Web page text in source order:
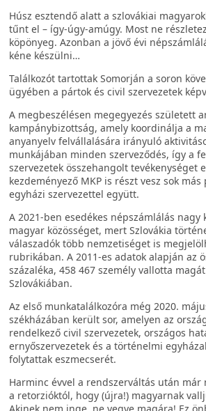
Húsz esztendő alatt a szlovákiai
tűnt el – így-úgy-amúgy. Most ne
köpönyeg. Azonban a jövő évi
kéne készülni…
Találkozót tartottak Somorján a soron
ügyében a pártok és civil szervezetek
A megbeszélésen megegyezés született
kampánybizottság, amely koordinálja a
anyanyelv felvállalására irányuló
munkájában minden szerveződés, így a
szervezetek összehangolt tevékenységet
kezdeményező MKP is részt vesz sok
egyházi szervezettel együtt.
A 2021-ben esedékes népszámlálás nagy
magyar közösséget, mert Szlovákia
válaszadók több nemzetiséget is
rubrikában. A 2011-es adatok alapján az
százaléka, 458 467 személy vallotta
Szlovákiában.
Az első munkatalálkozóra még 2020.
székházában került sor, amelyen az
rendelkező civil szervezetek, országos
ernyőszervezetek és a történelmi
folytattak eszmecserét.
Harminc évvel a rendszerváltás után
a retorzióktól, hogy (újra!) magyarnak